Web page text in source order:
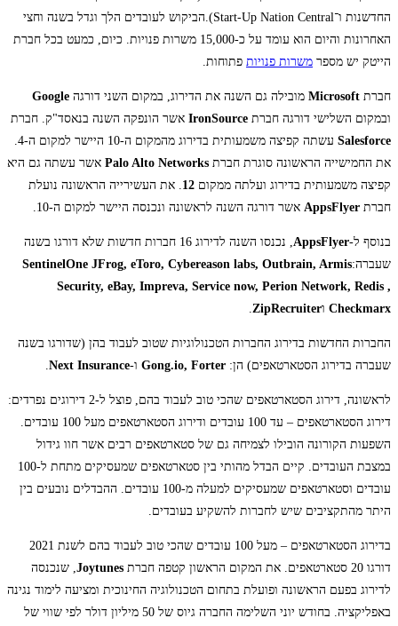
החדשנות ו־Start-Up Nation Central).הביקוש לעובדים הלך וגדל בשנה וחצי
האחרונות והיום הוא עומד על כ-15,000 משרות פנויות. כיום, כמעט בכל חברת
הייטק יש מספר משרות פנויות פתוחות.
חברת Microsoft מובילה גם השנה את הדירוג, במקום השני דורגה Google
ובמקום השלישי דורגה חברת IronSource אשר הונפקה השנה בנאסד"ק. חברת
Salesforce
עשתה קפיצה משמעותית בדירוג מהמקום ה-10 היישר למקום ה-4.
את החמישייה הראשונה סוגרת חברת Palo Alto Networks אשר עשתה גם היא
קפיצה משמעותית בדירוג ועלתה ממקום 12. את העשירייה הראשונה נועלת
חברת AppsFlyer אשר דורגה השנה לראשונה ונכנסה היישר למקום ה-10.
בנוסף ל-AppsFlyer
, נכנסו השנה לדירוג 16 חברות חדשות שלא דורגו בשנה
שעברה:SentinelOne JFrog, eToro, Cybereason labs, Outbrain, Armis
Security, eBay, Impreva, Service now, Perion Network, Redis ,
Checkmarx וZipRecruiter
.
החברות החדשות בדירוג החברות הטכנולוגיות שטוב לעבוד בהן (שדורגו בשנה
שעברה בדירוג הסטארטאפים) הן: Gong.io, Forter ו-Next Insurance
.
לראשונה, דירוג הסטארטאפים שהכי טוב לעבוד בהם, פוצל ל-2 דירוגים נפרדים:
דירוג הסטארטאפים – עד 100 עובדים ודירוג הסטארטאפים מעל 100 עובדים.
השפעות הקורונה הובילו לצמיחה גם של סטארטאפים רבים אשר חוו גידול
במצבת העובדים. קיים הבדל מהותי בין סטארטאפים שמעסיקים מתחת ל-100
עובדים וסטארטאפים שמעסיקים למעלה מ-100 עובדים. ההבדלים נובעים בין
היתר מהתקציבים שיש לחברות להשקיע בעובדים.
בדירוג הסטארטאפים – מעל 100 עובדים שהכי טוב לעבוד בהם לשנת 2021
דורגו 20 סטארטאפים. את המקום הראשון קטפה חברת
Joytunes, שנכנסה
לדירוג בפעם הראשונה ופועלת בתחום הטכנולוגיה החינוכית ומציעה לימוד נגינה
באפליקציה. בחודש יוני השלימה החברה גיוס של 50 מיליון דולר לפי שווי של